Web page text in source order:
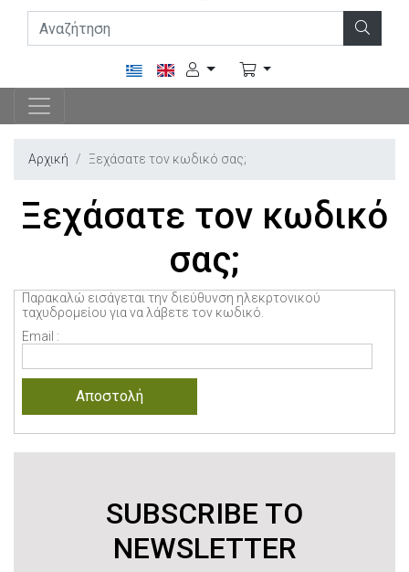
Αρχική Ξεχάσατε τον κωδικό σας;
Ξεχάσατε τον κωδικό
σας;
Παρακαλώ εισάγεται την διεύθυνση ηλεκρτονικού
ταχυδρομείου για να λάβετε τον κωδικό.
Email :
SUBSCRIBE TO
NEWSLETTER